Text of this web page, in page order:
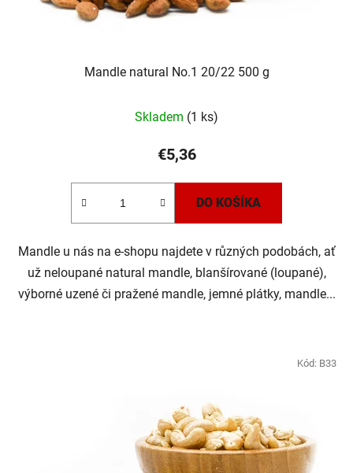
Mandle natural No.1 20/22 500 g
hodnotenie
produktu
je
hviezdičiek.
Skladem (1 ks)
€5,36
DO KOŠÍKA
Mandle u nás na e-shopu najdete v různých podobách, ať
už neloupané natural mandle, blanšírované (loupané),
výborné uzené či pražené mandle, jemné plátky, mandle...
Kód: B33